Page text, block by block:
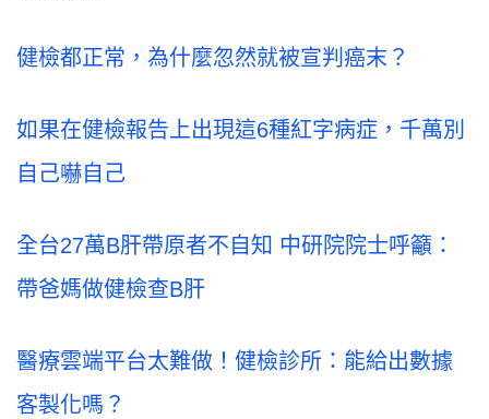
健檢都正常，為什麼忽然就被宣判癌末？
如果在健檢報告上出現這6種紅字病症，千萬別
自己嚇自己
全台27萬B肝帶原者不自知 中研院院士呼籲：
帶爸媽做健檢查B肝
醫療雲端平台太難做！健檢診所：能給出數據
客製化嗎？